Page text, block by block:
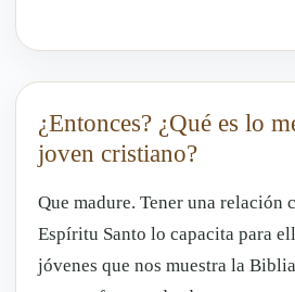
¿Entonces? ¿Qué es lo
joven cristiano?
Que madure. Tener una relación
Espíritu Santo lo capacita para
jóvenes que nos muestra la